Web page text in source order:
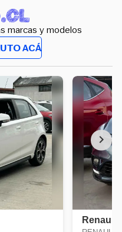
marcas y modelos
ACÁ